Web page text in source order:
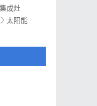
集成灶
太阳能